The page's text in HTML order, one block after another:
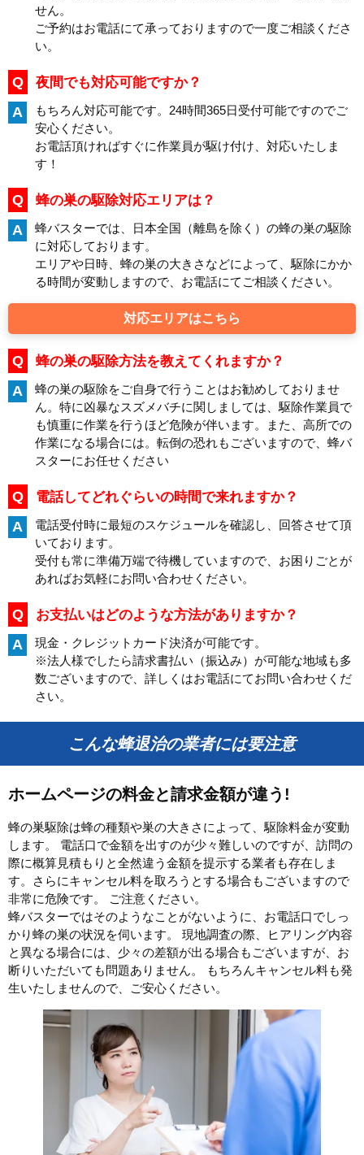
せん。
ご予約はお電話にて承っておりますので一度ご相談くださ
い。
Q 夜間でも対応可能ですか？
A
もちろん対応可能です。24時間365日受付可能ですのでご
安心ください。
お電話頂ければすぐに作業員が駆け付け、対応いたしま
す！
Q 蜂の巣の駆除対応エリアは？
A
蜂バスターでは、日本全国（離島を除く）の蜂の巣の駆除
に対応しております。
エリアや日時、蜂の巣の大きさなどによって、駆除にかか
る時間が変動しますので、お電話にてご相談ください。
対応エリアはこちら
Q 蜂の巣の駆除方法を教えてくれますか？
A
蜂の巣の駆除をご自身で行うことはお勧めしておりませ
ん。特に凶暴なスズメバチに関しましては、駆除作業員で
も慎重に作業を行うほど危険が伴います。また、高所での
作業になる場合には。転倒の恐れもございますので、蜂バ
スターにお任せください
Q 電話してどれぐらいの時間で来れますか？
A
電話受付時に最短のスケジュールを確認し、回答させて頂
いております。
受付も常に準備万端で待機していますので、お困りごとが
あればお気軽にお問い合わせください。
Q お支払いはどのような方法がありますか？
A
現金・クレジットカード決済が可能です。
※法人様でしたら請求書払い（振込み）が可能な地域も多
数ございますので、詳しくはお電話にてお問い合わせくだ
さい。
こんな蜂退治の業者には要注意
ホームページの料金と請求金額が違う!
蜂の巣駆除は蜂の種類や巣の大きさによって、駆除料金が変動
します。 電話口で金額を出すのが少々難しいのですが、訪問の
際に概算見積もりと全然違う金額を提示する業者も存在しま
す。さらにキャンセル料を取ろうとする場合もございますので
非常に危険です。 ご注意ください。
蜂バスターではそのようなことがないように、お電話口でしっ
かり蜂の巣の状況を伺います。 現地調査の際、ヒアリング内容
と異なる場合には、少々の差額が出る場合もございますが、お
断りいただいても問題ありません。 もちろんキャンセル料も発
生いたしませんので、ご安心ください。